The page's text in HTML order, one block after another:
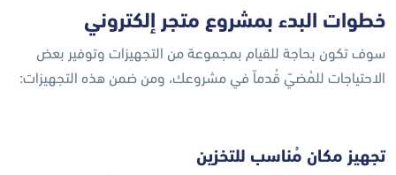
خطوات البدء بمشروع متجر إلكتروني
سوف تكون بحاجة للقيام بمجموعة من التجهيزات وتوفير بعض
الاحتياجات للمُضيّ قُدماً في مشروعك، ومن ضمن هذه التجهيزات:
تجهيز مكان مُناسب للتخزين